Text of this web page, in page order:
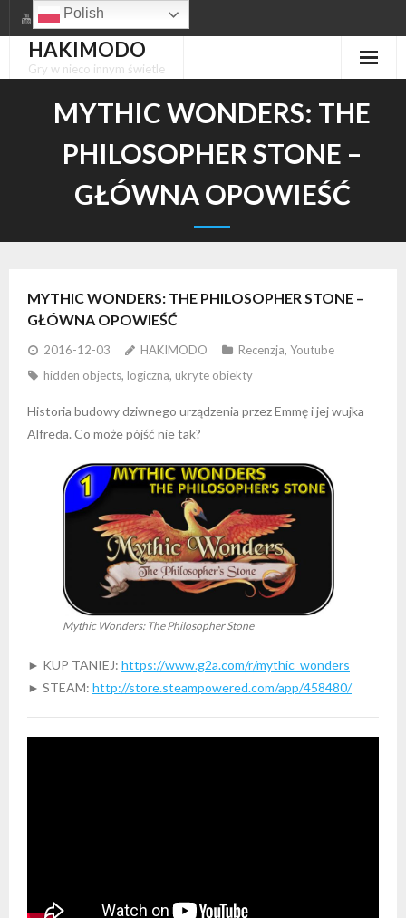
to
contentHAKIMODO
Gry w nieco innym świetle
MYTHIC WONDERS: THE
PHILOSOPHER STONE –
GŁÓWNA OPOWIEŚĆ
MYTHIC WONDERS: THE PHILOSOPHER STONE –
GŁÓWNA OPOWIEŚĆ
2016-12-03 HAKIMODO Recenzja, Youtube
hidden objects, logiczna, ukryte obiekty
Historia budowy dziwnego urządzenia przez Emmę i jej wujka
Alfreda. Co może pójść nie tak?
Mythic Wonders: The Philosopher Stone
► KUP TANIEJ: https://www.g2a.com/r/mythic_wonders
► STEAM: http://store.steampowered.com/app/458480/
Polish